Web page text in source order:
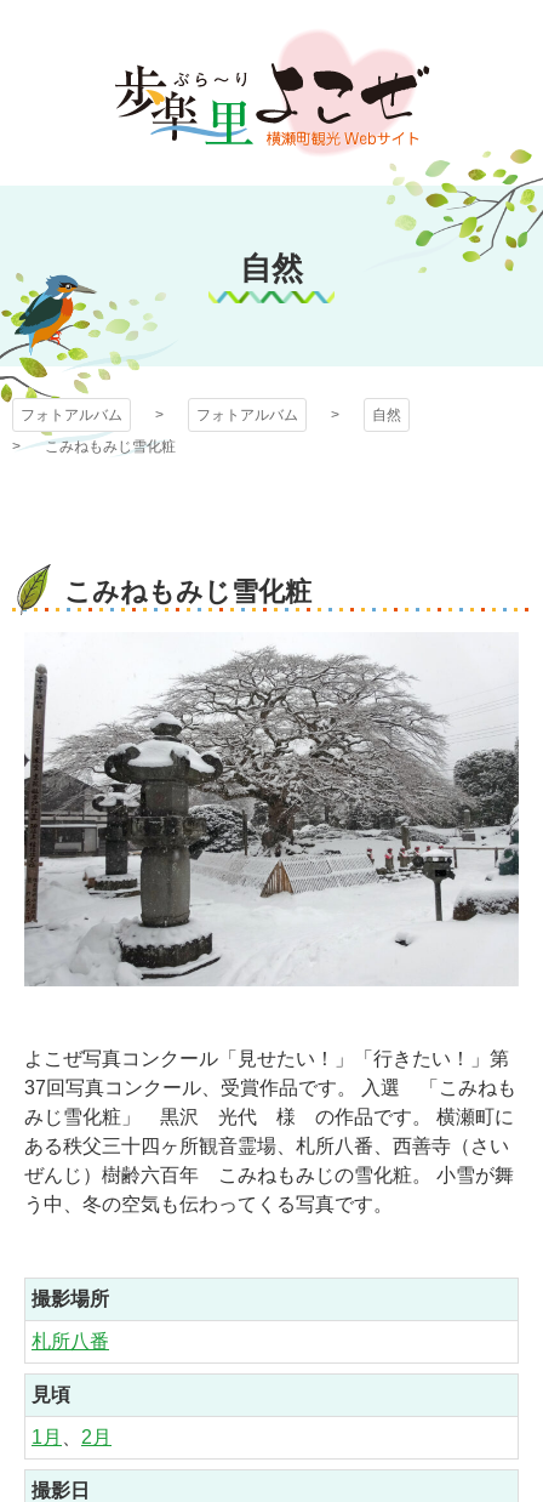
文
キ
プ
フォトアルバム
自然
フォトアルバム フォトアルバム
自然
こみねもみじ雪化粧
こみねもみじ雪化粧
よこぜ写真コンクール「見せたい！」「行きたい！」第
37回写真コンクール、受賞作品です。 入選 「こみねも
みじ雪化粧」 黒沢 光代 様 の作品です。 横瀬町に
ある秩父三十四ヶ所観音霊場、札所八番、西善寺（さい
ぜんじ）樹齢六百年 こみねもみじの雪化粧。 小雪が舞
う中、冬の空気も伝わってくる写真です。
撮影場所
札所八番
見頃
1月 2月
撮影日